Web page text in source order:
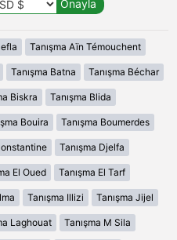
Tanışma Aïn Témouchent
Tanışma Batna Tanışma Béchar
Biskra Tanışma Blida
Bouira Tanışma Boumerdes
Tanışma Djelfa
El Oued Tanışma El Tarf
Tanışma Illizi Tanışma Jijel
Laghouat Tanışma M Sila